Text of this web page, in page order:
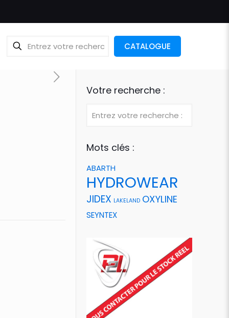
CATALOGUE
Votre recherche :
Mots clés :
ABARTH
HYDROWEAR
JIDEX LAKELAND OXYLINE
SEYNTEX